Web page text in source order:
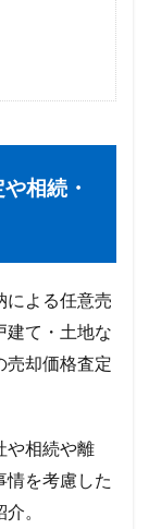
相続・
よる任意売
建て・土地な
売却価格査定
や相続や離
情を考慮した
。